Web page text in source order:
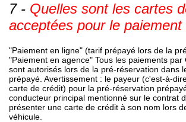
Quelles sont les cartes
acceptées pour le paiement
"Paiement en ligne" (tarif prépayé lors de la
"Paiement en agence" Tous les paiements par
sont autorisés lors de la pré-réservation dans
prépayé. Avertissement : le payeur (c'est-à-
carte de crédit) pour la pré-réservation
conducteur principal mentionné sur le contrat
présenter une carte de crédit à son nom lors
véhicule.